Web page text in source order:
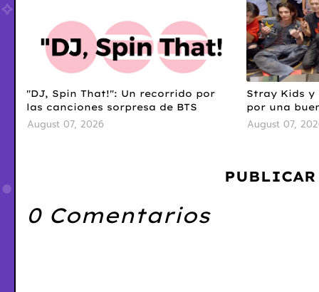
"DJ, Spin That!": Un recorrido por
las canciones sorpresa de BTS
August 07, 2026
Stray Kids y
por una
August 07,
0 Comentarios